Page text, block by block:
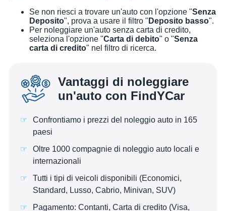
Se non riesci a trovare un'auto con l'opzione "Senza
Deposito", prova a usare il filtro " Deposito basso".
Per noleggiare un'auto senza carta di credito,
seleziona l'opzione "Carta di debito" o "Senza
carta di credito" nel filtro di ricerca.
Vantaggi di noleggiare
un'auto con FindYCar
Confrontiamo i prezzi del noleggio auto in 165
paesi
Oltre 1000 compagnie di noleggio auto locali e
internazionali
Tutti i tipi di veicoli disponibili (Economici,
Standard, Lusso, Cabrio, Minivan, SUV)
Pagamento: Contanti, Carta di credito (Visa,